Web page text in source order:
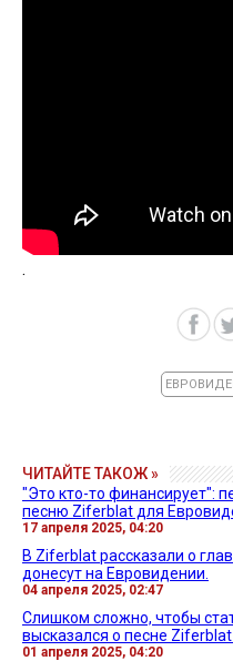
.
ЧИТАЙТЕ ТАКОЖ »
"Это кто-то финансирует":
песню Ziferblat для
17 апреля 2025, 04:20
В Ziferblat рассказали о
донесут на Евровидении.
04 апреля 2025, 02:47
Слишком сложно, чтобы
высказался о песне
01 апреля 2025, 04:20